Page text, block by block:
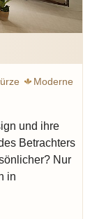
Moderne
und ihre
Betrachters
Nur
in